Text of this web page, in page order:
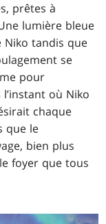
prêtes à
lumière bleue
Niko tandis que
se
pour
où Niko
chaque
que le
bien plus
foyer que tous